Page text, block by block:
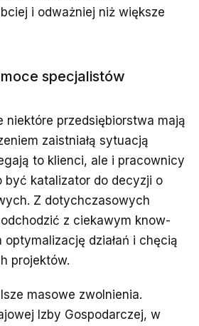
i odważniej niż większe
specjalistów
niektóre przedsiębiorstwa mają
zaistniałą sytuacją
to klienci, ale i pracownicy
być katalizator do decyzji o
Z dotychczasowych
z ciekawym know-
optymalizację działań i chęcią
projektów.
masowe zwolnienia.
Izby Gospodarczej, w